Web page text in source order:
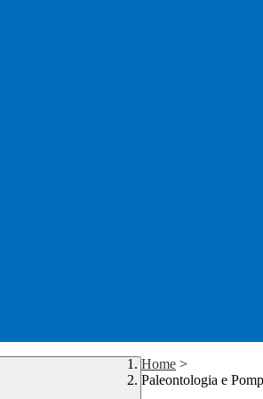
Home >
Paleontologia e